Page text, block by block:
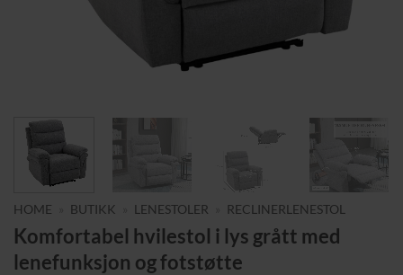
HOME BUTIKK LENESTOLER RECLINERLENESTOL
Komfortabel hvilestol i lys grått med
lenefunksjon og fotstøtte